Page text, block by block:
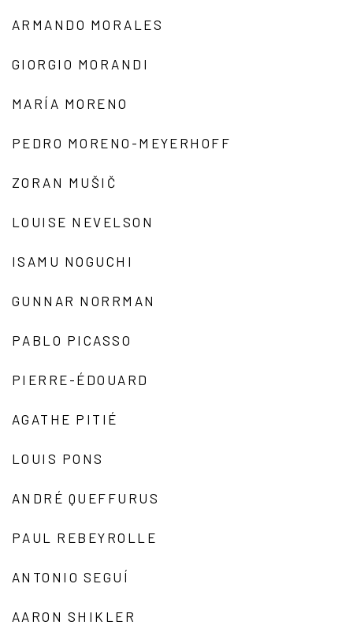
ARMANDO MORALES
GIORGIO MORANDI
MARÍA MORENO
PEDRO MORENO-MEYERHOFF
ZORAN MUŠIČ
LOUISE NEVELSON
ISAMU NOGUCHI
GUNNAR NORRMAN
PABLO PICASSO
PIERRE-ÉDOUARD
AGATHE PITIÉ
LOUIS PONS
ANDRÉ QUEFFURUS
PAUL REBEYROLLE
ANTONIO SEGUÍ
AARON SHIKLER